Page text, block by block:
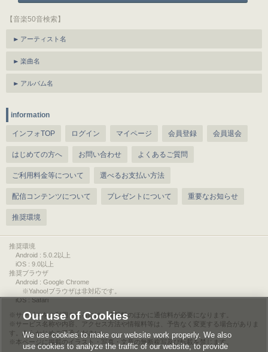
【音楽50音検索】
アーティスト名
楽曲名
アルバム名
information
インフォTOP ログイン マイページ 会員登録 会員退会
はじめての方へ お問い合わせ よくあるご質問
ご利用料金等について 選べるお支払い方法
配信コンテンツについて プレゼントについて 重要なお知らせ
推奨環境
推奨環境
Android : 5.0.2以上
iOS : 9.0以上
推奨ブラウザ
Android : Google Chrome
※Yahoo!ブラウザは非対応です。
iOS : Safari
サービスをご利用されるには、情報料のほかに通信料が必要になります。
サービス名称や内容、アクセス方法や情報料等は、予告なく変更する場合がありま
す。あらかじめご了承ください。
本ページに掲載のイラスト・写真・文章の無断複写及び転載を禁じます。
Our use of Cookies
We use cookies to make our website work properly. We also
use cookies to analyze the traffic of our website, to provide